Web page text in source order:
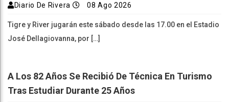
Diario De Rivera 08 Ago 2026
Tigre y River jugarán este sábado desde las 17.00 en el Estadio
José Dellagiovanna, por […]
A Los 82 Años Se Recibió De Técnica En Turismo
Tras Estudiar Durante 25 Años